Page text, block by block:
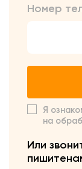
Номер
Я
на
Или
пишите